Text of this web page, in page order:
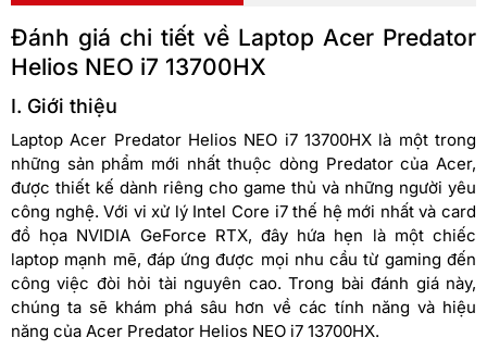
Đánh giá chi tiết về Laptop Acer Predator
Helios NEO i7 13700HX
I. Giới thiệu
Laptop Acer Predator Helios NEO i7 13700HX là một trong
những sản phẩm mới nhất thuộc dòng Predator của Acer,
được thiết kế dành riêng cho game thủ và những người yêu
công nghệ. Với vi xử lý Intel Core i7 thế hệ mới nhất và card
đồ họa NVIDIA GeForce RTX, đây hứa hẹn là một chiếc
laptop mạnh mẽ, đáp ứng được mọi nhu cầu từ gaming đến
công việc đòi hỏi tài nguyên cao. Trong bài đánh giá này,
chúng ta sẽ khám phá sâu hơn về các tính năng và hiệu
năng của Acer Predator Helios NEO i7 13700HX.